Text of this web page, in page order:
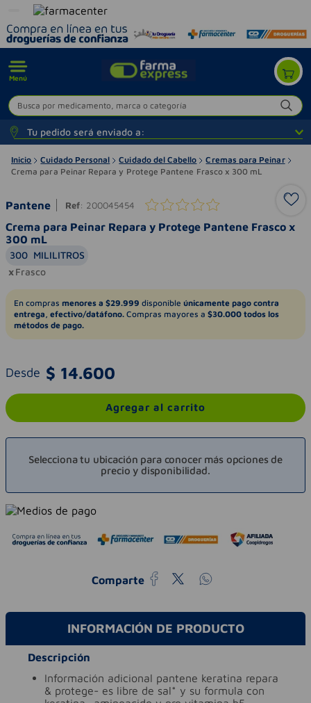
Menú
Busca por medicamento, marca o categoría
Tu pedido será enviado a:
Inicio Cuidado Personal Cuidado del Cabello
Cremas para Peinar
Crema para Peinar Repara y Protege Pantene Frasco x 300 mL
Pantene Ref: 200045454
Crema para Peinar Repara y Protege Pantene Frasco x
300 mL
300 MILILITROS
Frasco
En compras menores a $29.999 disponible únicamente pago contra
entrega, efectivo/datáfono. Compras mayores a $30.000 todos los
métodos de pago.
Desde $ 14.600
Agregar al carrito
Selecciona tu ubicación para conocer más opciones de
precio y disponibilidad.
Comparte
INFORMACIÓN DE PRODUCTO
Descripción
información adicional pantene keratina repara
& protege- es libre de sal* y su formula con